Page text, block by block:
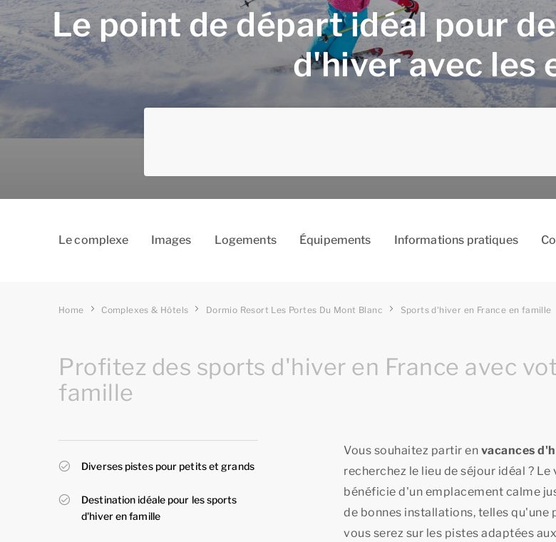
Le point de départ idéal pour
d'hiver avec les
Le complexe Images Logements Équipements Informations pratiques
Home Complexes & Hôtels Dormio Resort Les Portes Du Mont Blanc Sports d'hiver en France en famille
Profitez des sports d'hiver en France avec
famille
Diverses pistes pour petits et grands
Destination idéale pour les sports
d'hiver en famille
Vous souhaitez partir en vacances
recherchez le lieu de séjour idéal ?
bénéficie d'un emplacement calme
de bonnes installations, telles qu'une
vous serez sur les pistes adaptées